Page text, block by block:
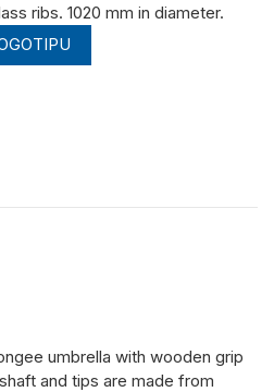
ribs. 1020 mm in diameter.
umbrella with wooden grip
and tips are made from